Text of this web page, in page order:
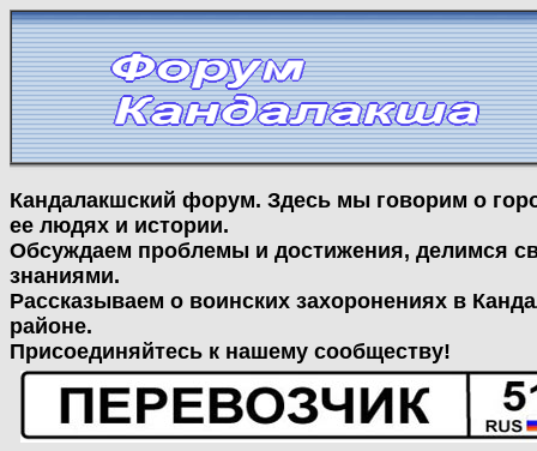
Кандалакшский форум. Здесь мы говорим о
ее людях и истории.
Обсуждаем проблемы и достижения, делимся
знаниями.
Рассказываем о воинских захоронениях в
районе.
Присоединяйтесь к нашему сообществу!